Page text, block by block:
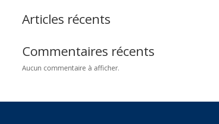
Articles récents
Commentaires récents
Aucun commentaire à afficher.